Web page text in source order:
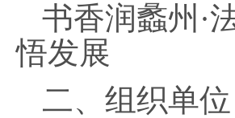
书香润蠡州 ·
悟发展
二、组织单位